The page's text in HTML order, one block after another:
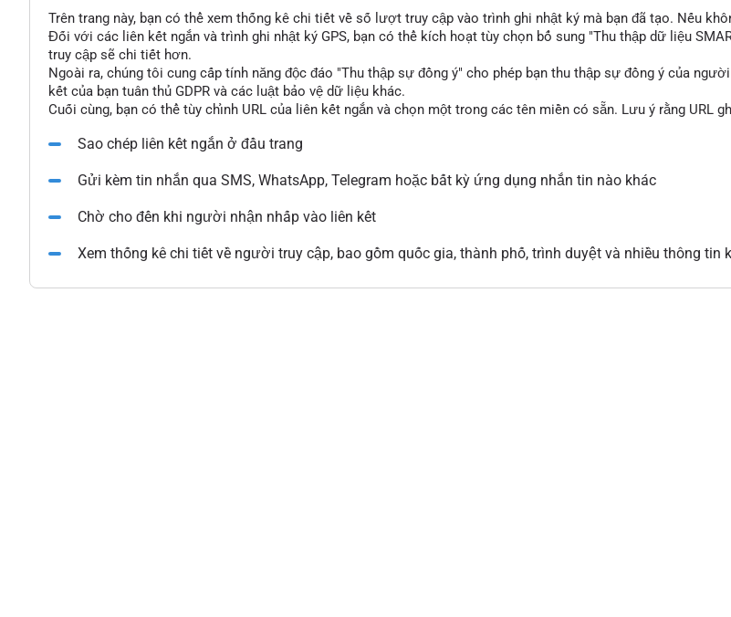
Trên trang này, bạn có thể xem thống kê chi tiết về số lượt truy cập vào trình ghi nhật ký mà bạn đã tạo. Nếu
Đối với các liên kết ngắn và trình ghi nhật ký GPS, bạn có thể kích hoạt tùy chọn bổ sung "Thu thập dữ liệu
truy cập sẽ chi tiết hơn.
Ngoài ra, chúng tôi cung cấp tính năng độc đáo "Thu thập sự đồng ý" cho phép bạn thu thập sự đồng ý của
kết của bạn tuân thủ GDPR và các luật bảo vệ dữ liệu khác.
Cuối cùng, bạn có thể tùy chỉnh URL của liên kết ngắn và chọn một trong các tên miền có sẵn. Lưu ý rằng URL
Sao chép liên kết ngắn ở đầu trang
Gửi kèm tin nhắn qua SMS, WhatsApp, Telegram hoặc bất kỳ ứng dụng nhắn tin nào khác
Chờ cho đến khi người nhận nhấp vào liên kết
Xem thống kê chi tiết về người truy cập, bao gồm quốc gia, thành phố, trình duyệt và nhiều thông tin